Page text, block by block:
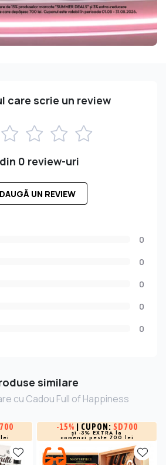
care scrie un review
0 review-uri
UN REVIEW
0
0
0
0
0
similare
cu Cadou Full of Happiness
-15% | CUPON: SD700
și -3% EXTRA la
comenzi peste 700 lei